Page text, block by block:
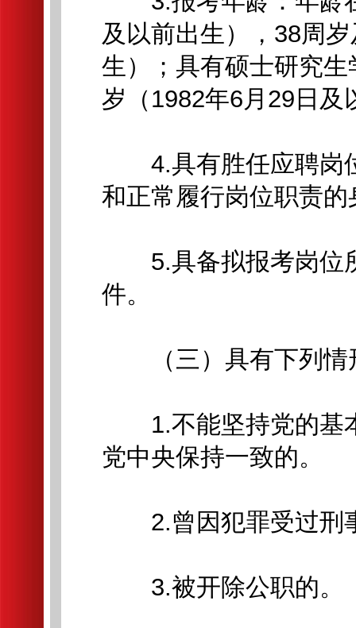
及以前出生），38周
生）；具有硕士研究
岁（1982年6月29日及
4.具有胜任应聘岗
和正常履行岗位职责的
5.具备拟报考岗位
件。
（三）具有下列情
1.不能坚持党的基
党中央保持一致的。
2.曾因犯罪受过刑
3.被开除公职的。